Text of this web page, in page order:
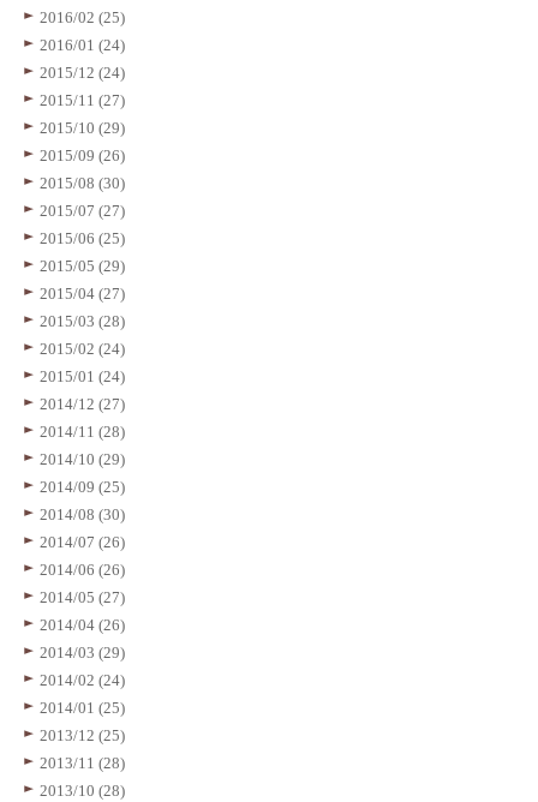
2016/02 (25)
2016/01 (24)
2015/12 (24)
2015/11 (27)
2015/10 (29)
2015/09 (26)
2015/08 (30)
2015/07 (27)
2015/06 (25)
2015/05 (29)
2015/04 (27)
2015/03 (28)
2015/02 (24)
2015/01 (24)
2014/12 (27)
2014/11 (28)
2014/10 (29)
2014/09 (25)
2014/08 (30)
2014/07 (26)
2014/06 (26)
2014/05 (27)
2014/04 (26)
2014/03 (29)
2014/02 (24)
2014/01 (25)
2013/12 (25)
2013/11 (28)
2013/10 (28)